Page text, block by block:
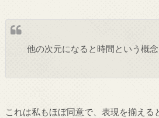
他の次元になると時間という概
これは私もほぼ同意で、表現を揃える